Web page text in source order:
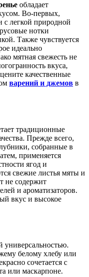
обладает
Во-первых,
с легкой природной
нотки
Также чувствуется
идеально
мятная свежесть не
вкуса,
качественные
варений и джемов в
традиционные
Прежде всего,
собранные в
применяется
ягод и
свежие листья мяты и
не содержит
и ароматизаторов.
вкус и высокое
универсальностью.
белому хлебу или
сочетается с
или маскарпоне.